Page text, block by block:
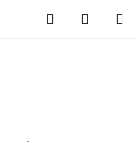
Hledat
KOŠÍK